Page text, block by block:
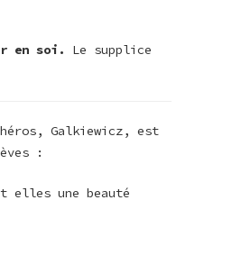
en soi. Le supplice
héros, Galkiewicz, est
:
elles une beauté